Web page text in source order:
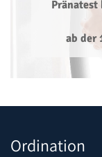
Pränatest
ab der
Ordination